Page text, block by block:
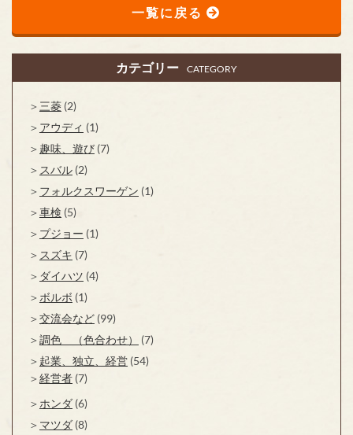
一覧に戻る
カテゴリー CATEGORY
三菱 (2)
アウディ (1)
趣味、遊び (7)
スバル (2)
フォルクスワーゲン (1)
車検 (5)
プジョー (1)
スズキ (7)
ダイハツ (4)
ボルボ (1)
交流会など (99)
調色 （色合わせ）
(7)
起業、独立、経営 (54)
経営者 (7)
ホンダ (6)
マツダ (8)